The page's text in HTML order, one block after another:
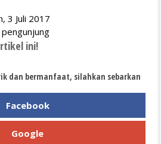
3 Juli 2017
pengunjung
ini!
dan bermanfaat, silahkan sebarkan
Facebook
Google